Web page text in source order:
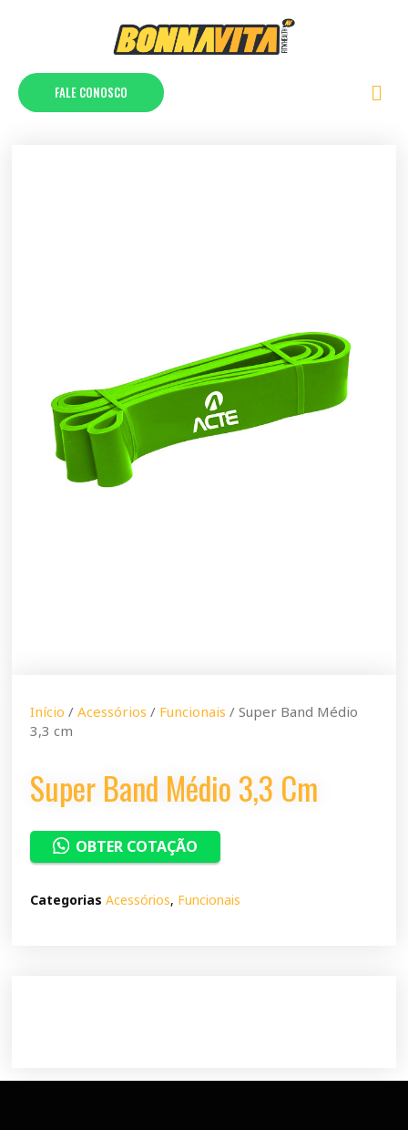
FALE CONOSCO
Início /Acessórios / Funcionais / Super Band Médio
3,3 cm
Super Band Médio 3,3 Cm
OBTER COTAÇÃO
Categorias Acessórios, Funcionais